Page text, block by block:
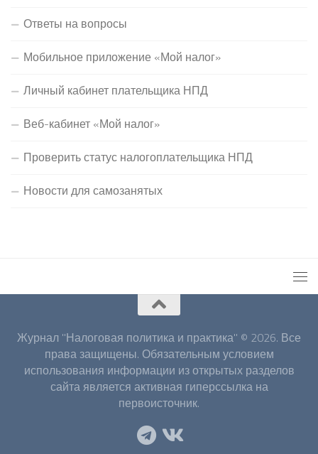
Ответы на вопросы
Мобильное приложение «Мой налог»
Личный кабинет плательщика НПД
Веб-кабинет «Мой налог»
Проверить статус налогоплательщика НПД
Новости для самозанятых
Журнал "Налоговая политика и практика" © 2026. Все
права защищены. Обязательным условием
использования информации из открытых разделов
сайта является активная гиперссылка на
первоисточник.